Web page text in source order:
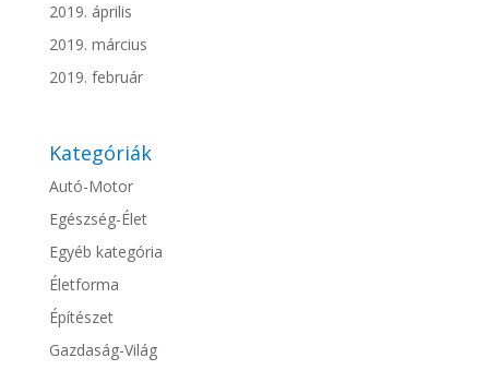
2019. április
2019. március
2019. február
Kategóriák
Autó-Motor
Egészség-Élet
Egyéb kategória
Életforma
Építészet
Gazdaság-Világ